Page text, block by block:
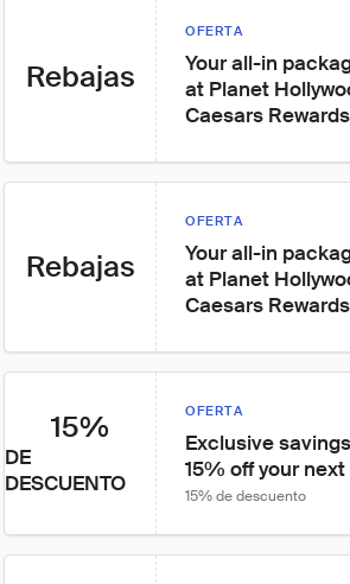
Rebajas
OFERTA
Your all-in
at Planet
Caesars
Rebajas
OFERTA
Your all-in
at Planet
Caesars
15%
DE
DESCUENTO
OFERTA
Exclusive
15% off your
15% de descuento